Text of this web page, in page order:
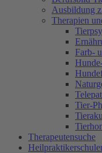
Ausbildung
Therapien
Farb-
Tier-
Therapeutensuche